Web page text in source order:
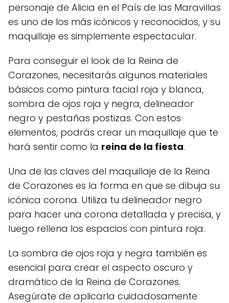
personaje de Alicia en el País de las Maravillas
es uno de los más icónicos y reconocidos, y su
maquillaje es simplemente espectacular.
Para conseguir el look de la Reina de
Corazones, necesitarás algunos materiales
básicos como pintura facial roja y blanca,
sombra de ojos roja y negra, delineador
negro y pestañas postizas. Con estos
elementos, podrás crear un maquillaje que te
hará sentir como la reina de la fiesta.
Una de las claves del maquillaje de la Reina
de Corazones es la forma en que se dibuja su
icónica corona. Utiliza tu delineador negro
para hacer una corona detallada y precisa, y
luego rellena los espacios con pintura roja.
La sombra de ojos roja y negra también es
esencial para crear el aspecto oscuro y
dramático de la Reina de Corazones.
Asegúrate de aplicarla cuidadosamente